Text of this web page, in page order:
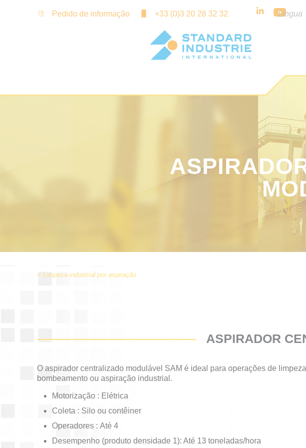
+33 (0)3 20 28 32 32
Pedido de informação Língua
< Limpeza industrial por aspiração
ASPIRADOR
O aspirador centralizado modulável SAM é ideal para operações de
bombeamento ou aspiração industrial.
Motorização : Elétrica
Coleta : Silo ou contêiner
Operadores : Até 4
Desempenho (produto densidade 1): Até 13 toneladas/hora